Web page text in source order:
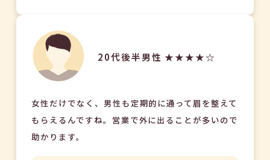
20代後半男性 ★★★★☆
女性だけでなく、男性も定期的に通って眉を整えて
もらえるんですね。営業で外に出ることが多いので
助かります。